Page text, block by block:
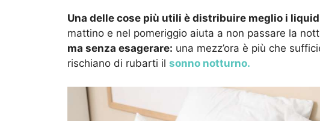
Una delle cose più utili è distribuire meglio i
mattino e nel pomeriggio aiuta a non passare la
ma senza esagerare: una mezz’ora è più che
rischiano di rubarti il sonno notturno.